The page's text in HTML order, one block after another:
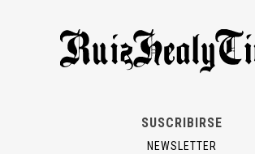
SUSCRIBIRSE
NEWSLETTER